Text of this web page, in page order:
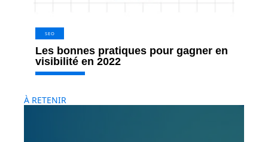
SEO
Les bonnes pratiques pour gagner en
visibilité en 2022
À RETENIR